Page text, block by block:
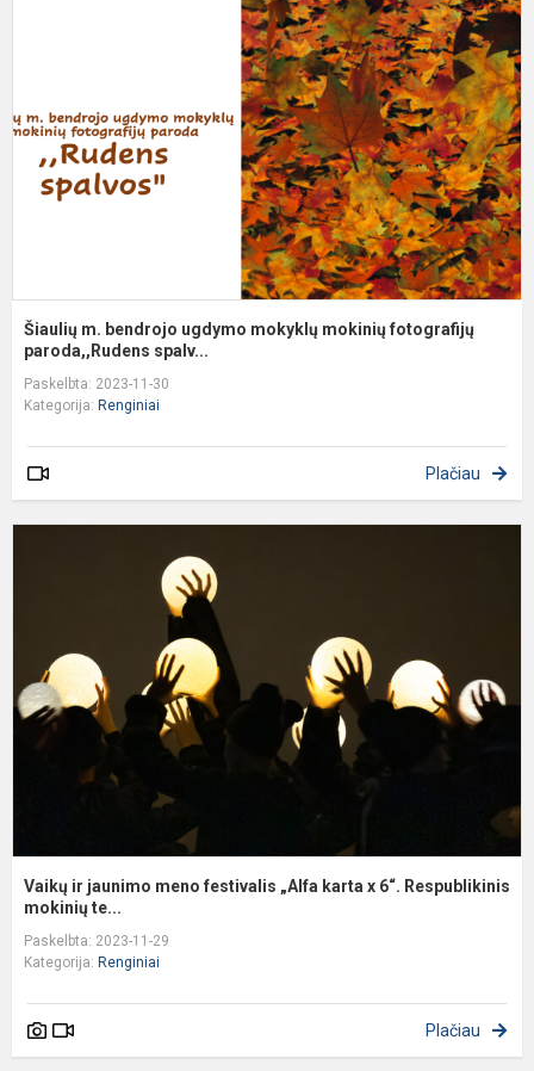
Šiaulių m. bendrojo ugdymo mokyklų mokinių fotografijų
paroda,,Rudens spalv...
Paskelbta: 2023-11-30
Kategorija: Renginiai
Plačiau
Vaikų ir jaunimo meno festivalis „Alfa karta x 6“. Respublikinis
mokinių te...
Paskelbta: 2023-11-29
Kategorija: Renginiai
Plačiau